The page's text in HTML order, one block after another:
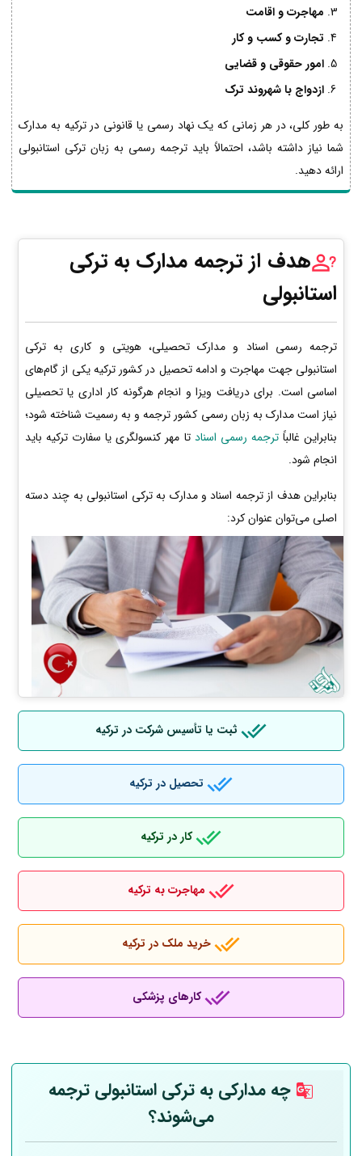
مهاجرت و اقامت
تجارت و کسب و کار
امور حقوقی و قضایی
ازدواج با شهروند ترک
به طور کلی، در هر زمانی که یک نهاد رسمی یا قانونی در ترکیه به مدارک
شما نیاز داشته باشد، احتمالاً باید ترجمه رسمی به زبان ترکی استانبولی
ارائه دهید.
هدف از ترجمه مدارک به ترکی
استانبولی
ترجمه رسمی اسناد و مدارک تحصیلی، هویتی و کاری به ترکی
استانبولی جهت مهاجرت و ادامه تحصیل در کشور ترکیه یکی از گام‌های
اساسی است. برای دریافت ویزا و انجام هرگونه کار اداری یا تحصیلی
نیاز است مدارک به زبان رسمی کشور ترجمه و به رسمیت شناخته شود؛
بنابراین غالباًترجمه رسمی اسناد تا مهر کنسولگری یا سفارت ترکیه باید
انجام شود.
بنابراین هدف از ترجمه اسناد و مدارک به ترکی استانبولی به چند دسته
اصلی می‌توان عنوان کرد:
ثبت یا تأسیس شرکت در ترکیه
تحصیل در ترکیه
کار در ترکیه
مهاجرت به ترکیه
خرید ملک در ترکیه
کارهای پزشکی
چه مدارکی به ترکی استانبولی ترجمه
می‌شوند؟